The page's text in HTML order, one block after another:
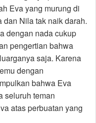
Eva yang murung di
Nila tak naik darah.
dengan nada cukup
pengertian bahwa
saja. Karena
dengan
bahwa Eva
seluruh teman
atas perbuatan yang